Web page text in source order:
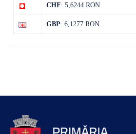
CHF: 5,6244 RON
GBP: 6,1277 RON